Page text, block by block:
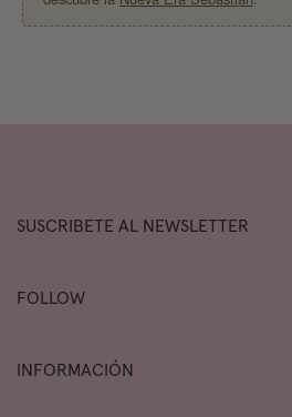
SUSCRIBETE AL NEWSLETTER
FOLLOW
INFORMACIÓN